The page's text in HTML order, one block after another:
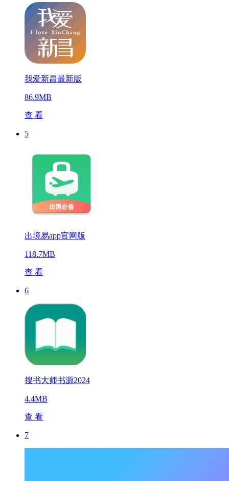
我爱新昌最新版
86.9MB
查 看
5
出境易app官网版
118.7MB
查 看
6
搜书大师书源2024
4.4MB
查 看
7